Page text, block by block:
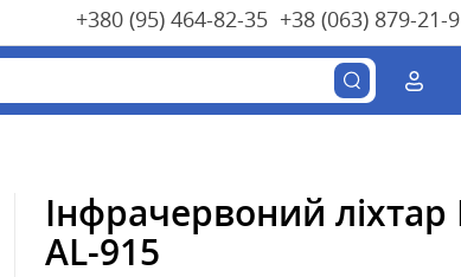
+380 (95) 464-82-35 +38 (063) 879-21-
Інфрачервоний ліхтар
AL-915